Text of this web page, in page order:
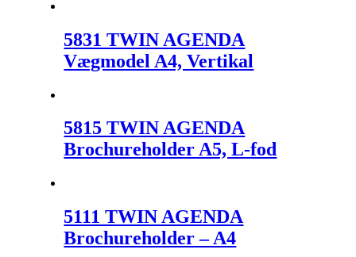
5831 TWIN AGENDA
Vægmodel A4, Vertikal
5815 TWIN AGENDA
Brochureholder A5, L-fod
5111 TWIN AGENDA
Brochureholder – A4